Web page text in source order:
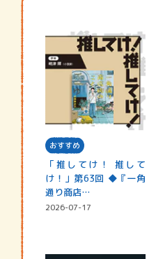
おすすめ
「推してけ！ 推して
け！」第63回 ◆『一角
通り商店…
2026-07-17